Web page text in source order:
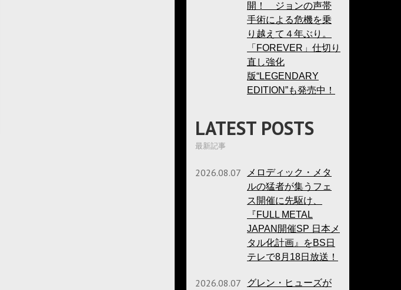
開！ ジョンの声帯
手術による危機を乗
り越えて４年ぶり。
「FOREVER」仕切り
直し強化
版“LEGENDARY
EDITION”も発売中！
LATEST POSTS
最新記事
2026.08.07
メロディック・メタ
ルの猛者が集うフェ
ス開催に先駆け、
『FULL METAL
JAPAN開催SP 日本メ
タル化計画』をBS日
テレで8月18日放送！
2026.08.07
グレン・ヒューズが